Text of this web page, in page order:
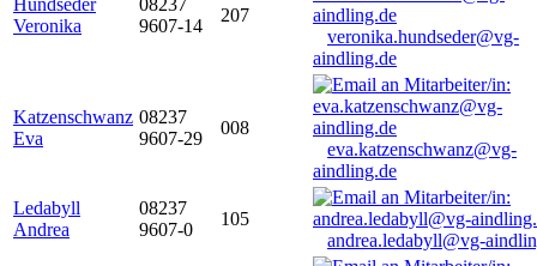
Hundseder
Veronika
08237
9607-14
207
veronika.hundseder@vg-
aindling.de
Katzenschwanz
Eva
08237
9607-29
008
eva.katzenschwanz@vg-
aindling.de
Ledabyll
Andrea
08237
9607-0
105
andrea.ledabyll@vg-